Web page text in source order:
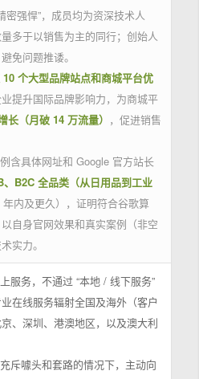
密强悍”，成员均为资深技术人
多于以销售为主的同行；创始人
免问题推诿。
10 个大型品牌站点和商城平台优
提升国际品牌影响力，为商城平
长（月破 14 万流量） ，促进销售
含具体网址和 Google 官方站长
、B2C 全品类（从日用品到工业
内及更久），证明符合谷歌算
自身官网效果和真实案例（非空
实力。
服务，不通过 “本地 / 线下服务”
在线服务辐射全国及海外（客户
、深圳、港澳地区，以及澳大利
斥噱头和套路的情况下，主动向